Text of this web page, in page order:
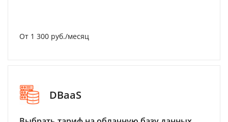
От 1 300 руб./месяц
DBaaS